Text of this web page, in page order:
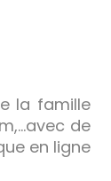
la famille
de
en ligne